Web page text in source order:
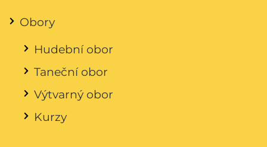
Obory
Hudební obor
Taneční obor
Výtvarný obor
Kurzy